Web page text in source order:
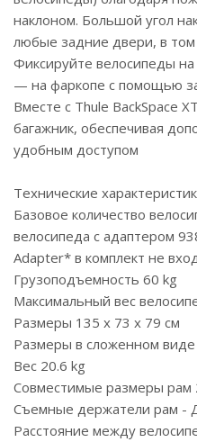
наклоном. Большой угол
любые задние двери, в
Фиксируйте велосипеды
— на фаркопе с помощью
Вместе с Thule BackSpace
багажник, обеспечивая
удобным доступом
Технические
Базовое количество
велосипеда с адаптером
Adapter* в комплект не
Грузоподъемность 60 kg
Максимальный вес
Размеры 135 x 73 x 79 см
Размеры в сложенном
Вес 20.6 kg
Совместимые размеры рам
Съемные держатели рам -
Расстояние между